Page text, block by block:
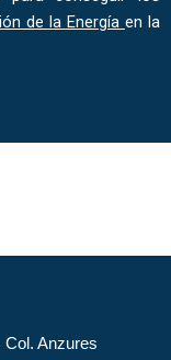
de la Energía en la
Col. Anzures